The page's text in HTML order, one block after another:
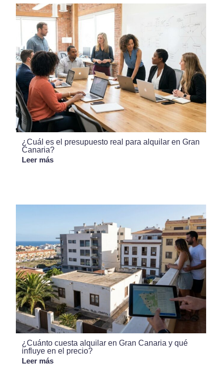
¿Cuál es el presupuesto real para alquilar en Gran
Canaria?
Leer más
¿Cuánto cuesta alquilar en Gran Canaria y qué
influye en el precio?
Leer más